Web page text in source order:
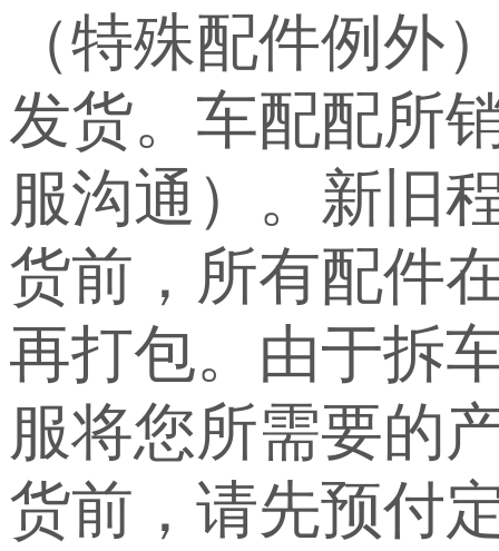
（特殊配件例外
发货。车配配所
服沟通）。新旧
货前，所有配件
再打包。由于拆
服将您所需要的
货前，请先预付